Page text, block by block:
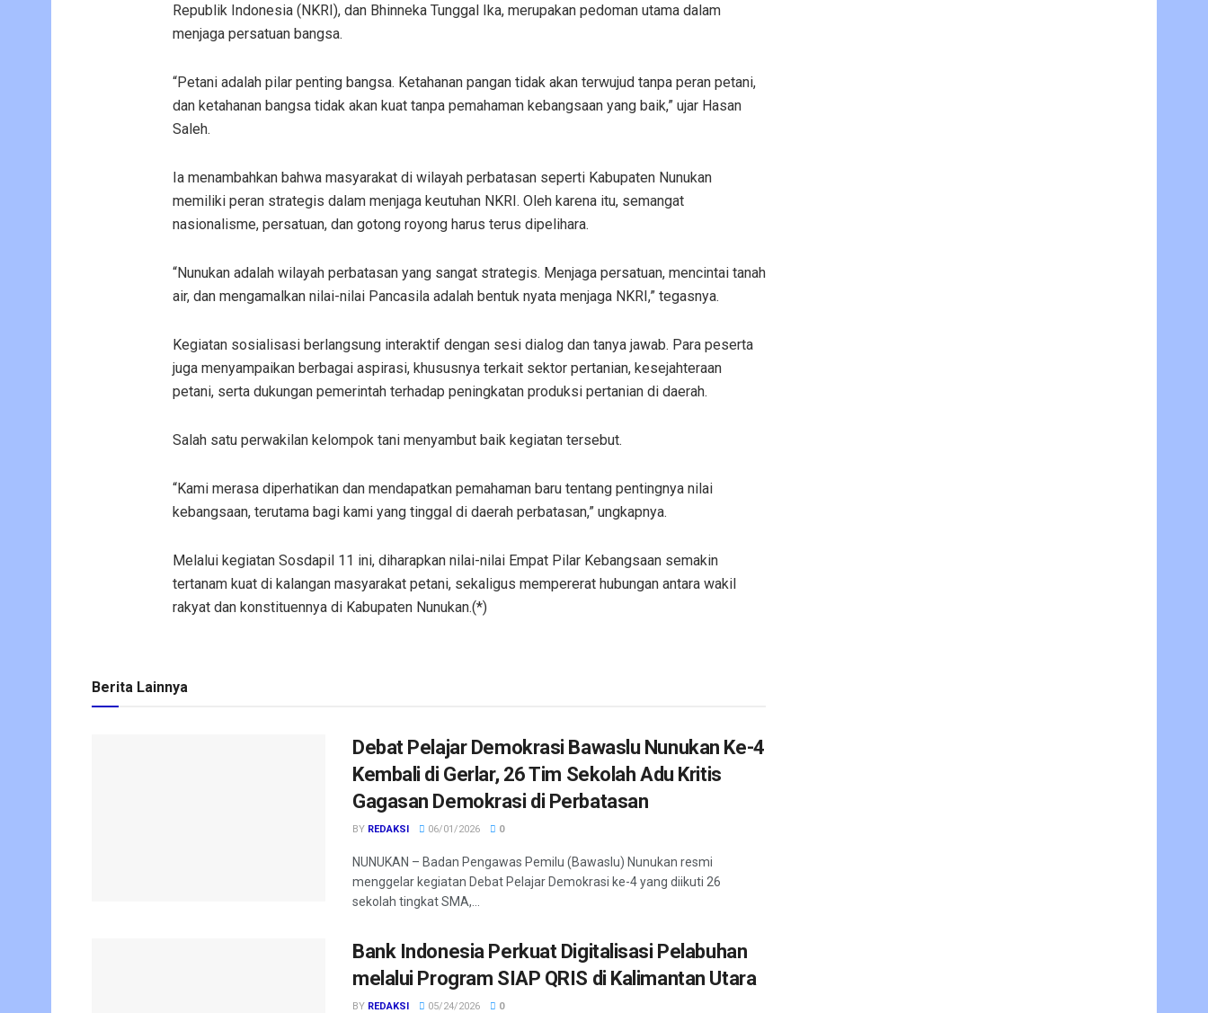
Republik Indonesia (NKRI), dan Bhinneka Tunggal Ika, merupakan pedoman utama dalam
menjaga persatuan bangsa.
“Petani adalah pilar penting bangsa. Ketahanan pangan tidak akan terwujud tanpa peran petani,
dan ketahanan bangsa tidak akan kuat tanpa pemahaman kebangsaan yang baik,” ujar Hasan
Saleh.
Ia menambahkan bahwa masyarakat di wilayah perbatasan seperti Kabupaten Nunukan
memiliki peran strategis dalam menjaga keutuhan NKRI. Oleh karena itu, semangat
nasionalisme, persatuan, dan gotong royong harus terus dipelihara.
“Nunukan adalah wilayah perbatasan yang sangat strategis. Menjaga persatuan, mencintai tanah
air, dan mengamalkan nilai-nilai Pancasila adalah bentuk nyata menjaga NKRI,” tegasnya.
Kegiatan sosialisasi berlangsung interaktif dengan sesi dialog dan tanya jawab. Para peserta
juga menyampaikan berbagai aspirasi, khususnya terkait sektor pertanian, kesejahteraan
petani, serta dukungan pemerintah terhadap peningkatan produksi pertanian di daerah.
Salah satu perwakilan kelompok tani menyambut baik kegiatan tersebut.
“Kami merasa diperhatikan dan mendapatkan pemahaman baru tentang pentingnya nilai
kebangsaan, terutama bagi kami yang tinggal di daerah perbatasan,” ungkapnya.
Melalui kegiatan Sosdapil 11 ini, diharapkan nilai-nilai Empat Pilar Kebangsaan semakin
tertanam kuat di kalangan masyarakat petani, sekaligus mempererat hubungan antara wakil
rakyat dan konstituennya di Kabupaten Nunukan.(*)
Berita Lainnya
Debat Pelajar Demokrasi Bawaslu Nunukan Ke-4
Kembali di Gerlar, 26 Tim Sekolah Adu Kritis
Gagasan Demokrasi di Perbatasan
BY REDAKSI 06/01/2026 0
NUNUKAN – Badan Pengawas Pemilu (Bawaslu) Nunukan resmi
menggelar kegiatan Debat Pelajar Demokrasi ke-4 yang diikuti 26
sekolah tingkat SMA,...
Bank Indonesia Perkuat Digitalisasi Pelabuhan
melalui Program SIAP QRIS di Kalimantan Utara
BY REDAKSI 05/24/2026 0